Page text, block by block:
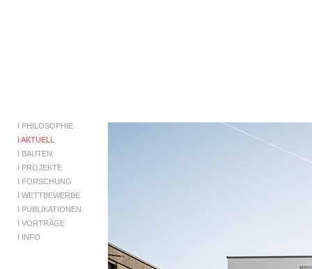
I PHILOSOPHIE
I AKTUELL
I BAUTEN
I PROJEKTE
I FORSCHUNG
I WETTBEWERBE
I PUBLIKATIONEN
I VORTRÄGE
I INFO